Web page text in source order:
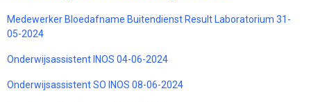
Medewerker Bloedafname Buitendienst Result Laboratorium 31-
05-2024
Onderwijsassistent INOS 04-06-2024
Onderwijsassistent SO INOS 08-06-2024